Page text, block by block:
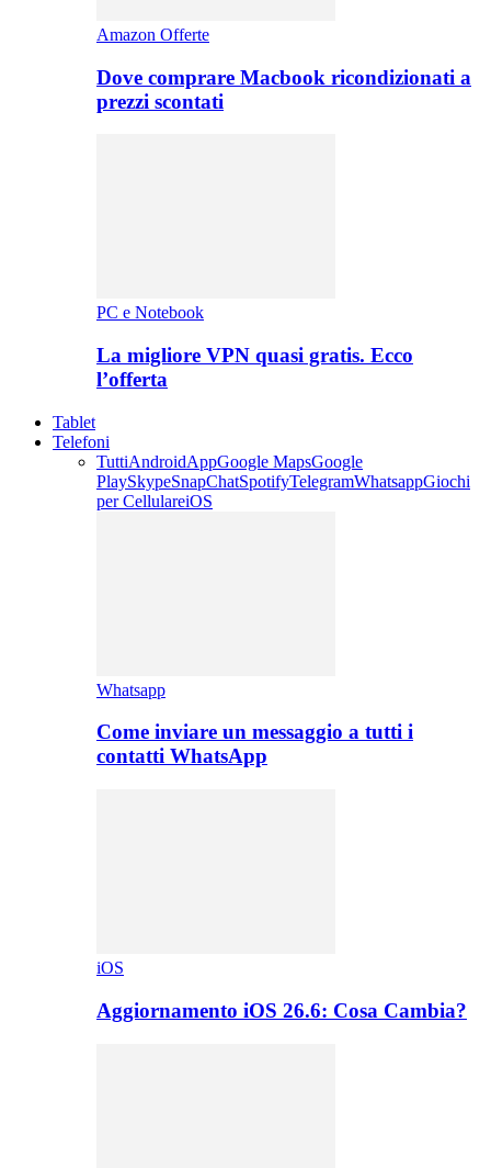
Amazon Offerte
Dove comprare Macbook ricondizionati a
prezzi scontati
PC e Notebook
La migliore VPN quasi gratis. Ecco
l’offerta
Tablet
Telefoni
TuttiAndroidAppGoogle MapsGoogle
PlaySkypeSnapChatSpotifyTelegramWhatsappGiochi
per CellulareiOS
Whatsapp
Come inviare un messaggio a tutti i
contatti WhatsApp
iOS
Aggiornamento iOS 26.6: Cosa Cambia?